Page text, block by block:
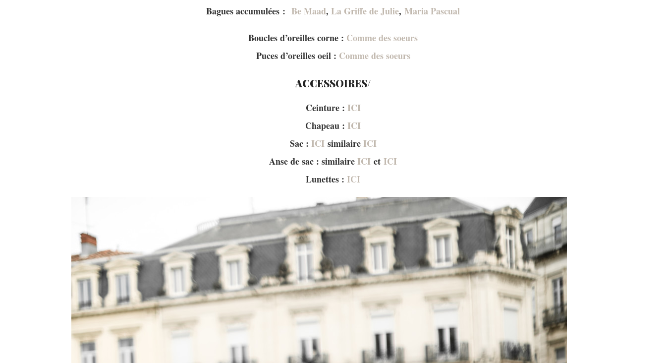
Bagues accumulées : Be Maad, La Griffe de Julie, Maria Pascual
Boucles d’oreilles corne : Comme des soeurs
Puces d’oreilles oeil : Comme des soeurs
ACCESSOIRES/
Ceinture : ICI
Chapeau : ICI
Sac : ICIsimilaireICI
Anse de sac : similaireICI et ICI
Lunettes : ICI